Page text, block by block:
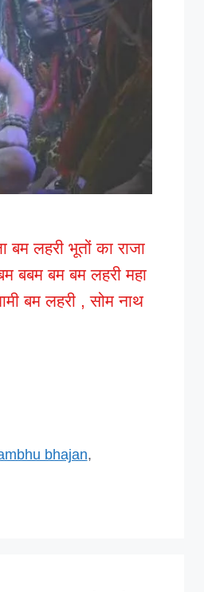
बम लहरी भूतों का राजा
बबम बम बम लहरी महा
बम लहरी , सोम नाथ
bhajan,